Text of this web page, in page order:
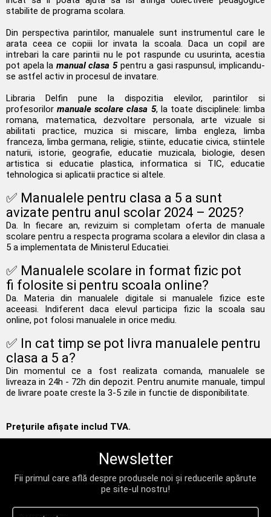
stabilite de programa scolara.
Din perspectiva parintilor, manualele sunt instrumentul care le
arata ceea ce copiii lor invata la scoala. Daca un copil are
intrebari la care parintii nu le pot raspunde cu usurinta, acestia
pot apela la manual clasa 5pentru a gasi raspunsul, implicandu-
se astfel activ in procesul de invatare.
Libraria Delfin pune la dispozitia elevilor, parintilor si
profesorilormanuale scolare clasa 5, la toate disciplinele: limba
romana, matematica, dezvoltare personala, arte vizuale si
abilitati practice, muzica si miscare, limba engleza, limba
franceza, limba germana, religie, stiinte, educatie civica, stiintele
naturii, istorie, geografie, educatie muzicala, biologie, desen
artistica si educatie plastica, informatica si TIC, educatie
tehnologica si aplicatii practice si altele.
✅ Manualele pentru clasa a 5 a sunt
avizate pentru anul scolar 2024 – 2025?
Da. In fiecare an, revizuim si completam oferta de manuale
scolare pentru a respecta programa scolara a elevilor din clasa a
5 a implementata de Ministerul Educatiei.
✅ Manualele scolare in format fizic pot
fi folosite si pentru scoala online?
Da. Materia din manualele digitale si manualele fizice este
aceeasi. Indiferent daca elevul participa fizic la scoala sau
online, pot folosi manualele in orice mediu.
✅ In cat timp se pot livra manualele pentru
clasa a 5 a?
Din momentul ce a fost realizata comanda, manualele se
livreaza in 24h - 72h din depozit. Pentru anumite manuale, timpul
de livrare poate creste la 3-5 zile in functie de disponibilitate.
Prețurile afișate includ TVA.
Newsletter
Fii primul care află despre produsele noi și reducerile apărute
pe site-ul nostru!